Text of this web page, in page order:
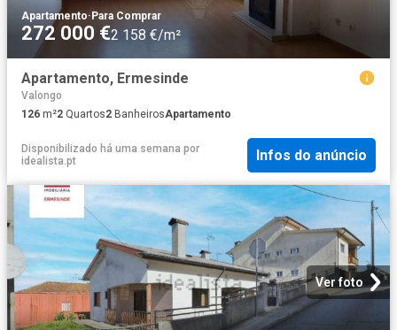
Apartamento·Para Comprar
272 000 €2 158 €/m²
Apartamento, Ermesinde
Valongo
126 m²2 Quartos2 BanheirosApartamento
Disponibilizado há uma semana por
idealista.pt
Infos do anúncio
Ver foto